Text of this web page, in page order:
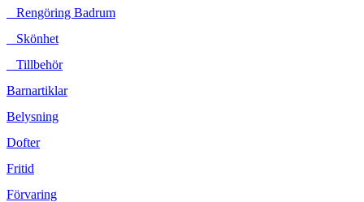
Rengöring Badrum
Skönhet
Tillbehör
Barnartiklar
Belysning
Dofter
Fritid
Förvaring